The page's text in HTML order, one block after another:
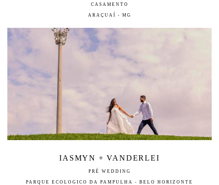
CASAMENTO
ARAÇUAÍ - MG
IASMYN + VANDERLEI
PRÉ WEDDING
PARQUE ECOLOGICO DA PAMPULHA - BELO HORIZONTE